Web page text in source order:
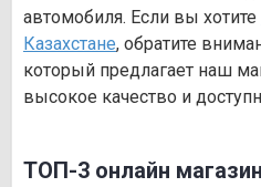
автомобиля. Если вы хотите
Казахстане, обратите
который предлагает наш
высокое качество и
ТОП-3 онлайн